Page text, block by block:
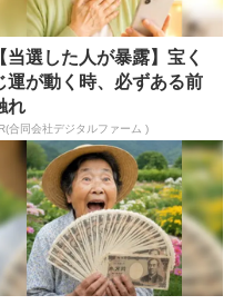
【当選した人が暴露】宝く
運が動く時、必ずある前
れ
合同会社デジタルファーム )